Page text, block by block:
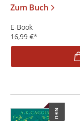
Zum Buch
E-Book
16,99 €*
NEU